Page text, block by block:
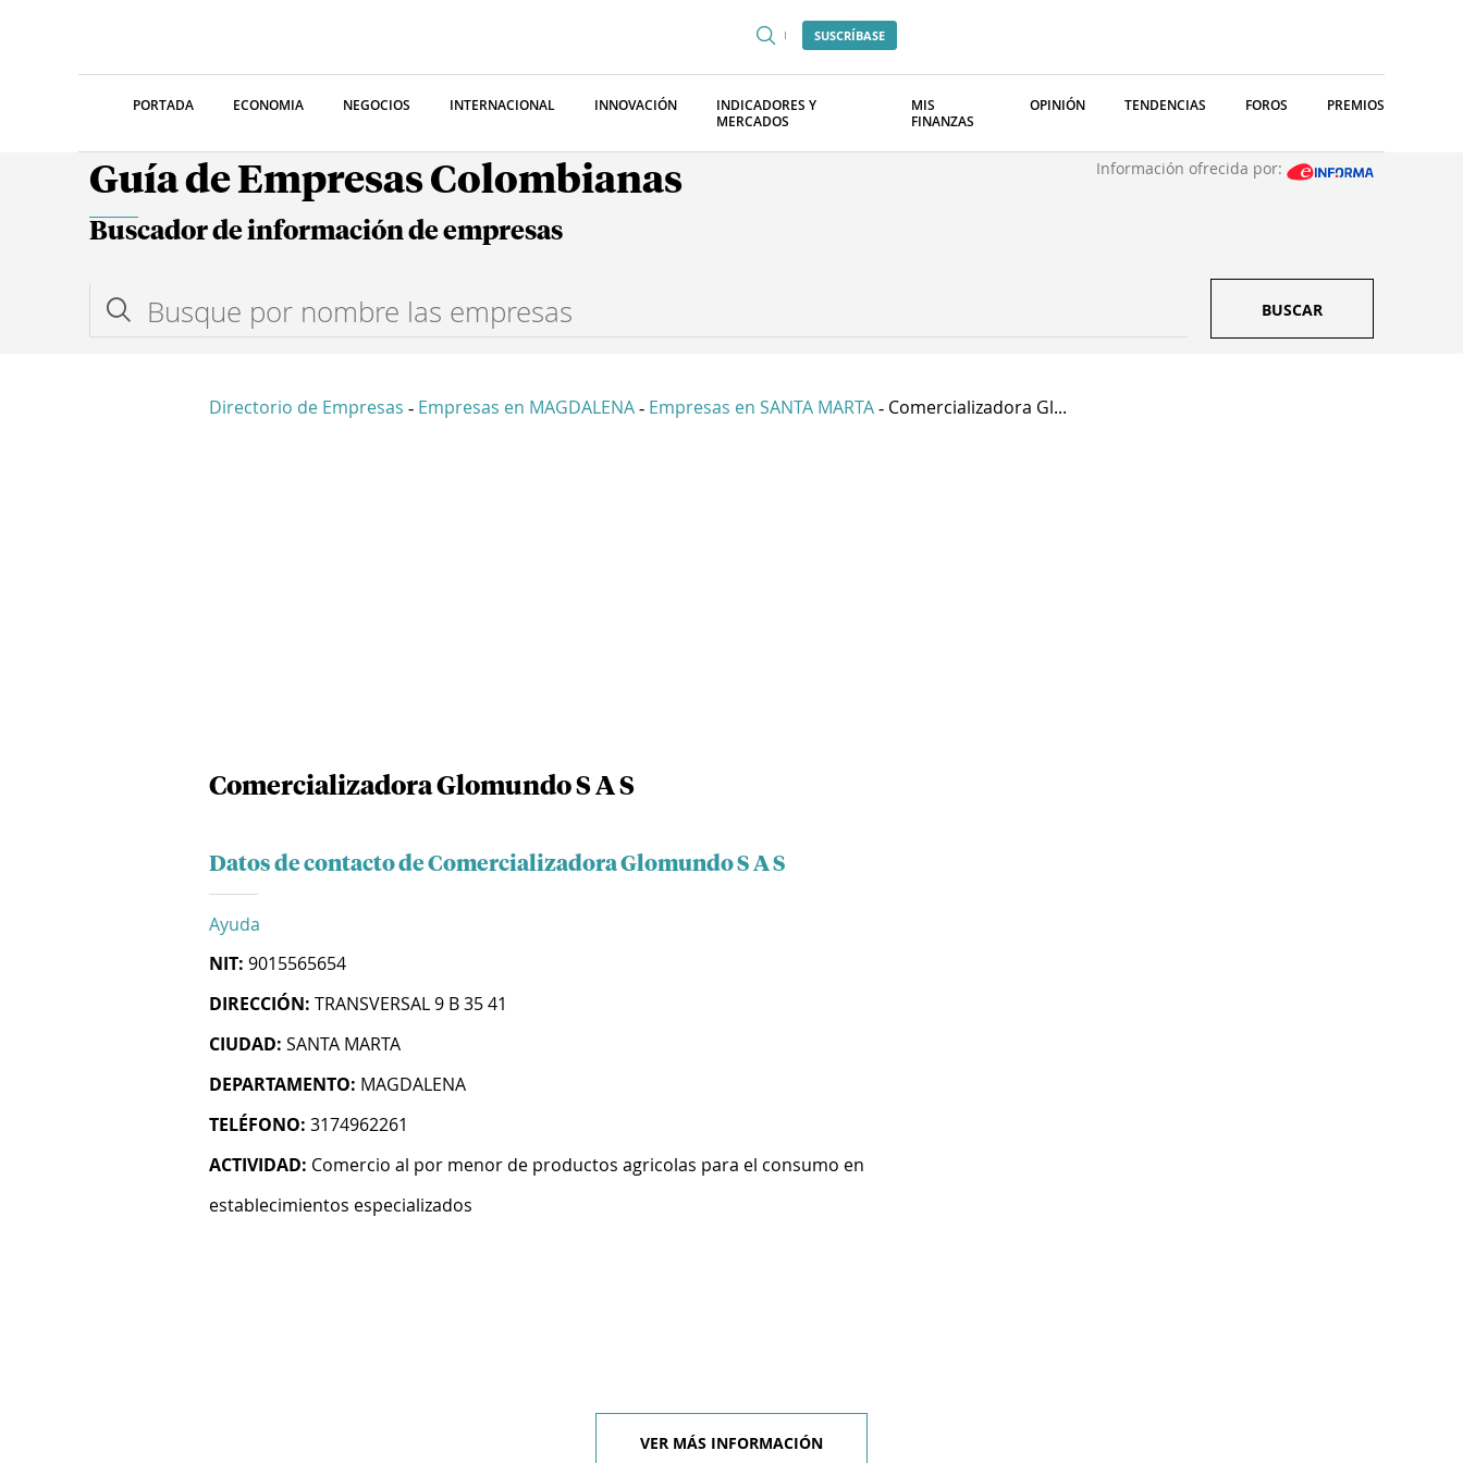
SUSCRÍBASE
PORTADA ECONOMIA NEGOCIOS INTERNACIONAL INNOVACIÓN
INDICADORES Y
MERCADOS
MIS
FINANZAS
OPINIÓN TENDENCIAS FOROS PREMIOS
Guía de Empresas Colombianas Información ofrecida por:
Buscador de información de empresas
BUSCAR
Directorio de Empresas - Empresas en MAGDALENA - Empresas en SANTA MARTA - Comercializadora Gl...
Comercializadora Glomundo S A S
Datos de contacto de Comercializadora Glomundo S A S
Ayuda
NIT: 9015565654
DIRECCIÓN: TRANSVERSAL 9 B 35 41
CIUDAD: SANTA MARTA
DEPARTAMENTO: MAGDALENA
TELÉFONO: 3174962261
ACTIVIDAD: Comercio al por menor de productos agricolas para el consumo en
establecimientos especializados
VER MÁS INFORMACIÓN